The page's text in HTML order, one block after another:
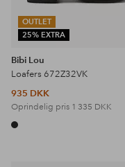
OUTLET
25% EXTRA
Bibi Lou
Loafers 672Z32VK
935 DKK
Oprindelig pris 1 335 DKK